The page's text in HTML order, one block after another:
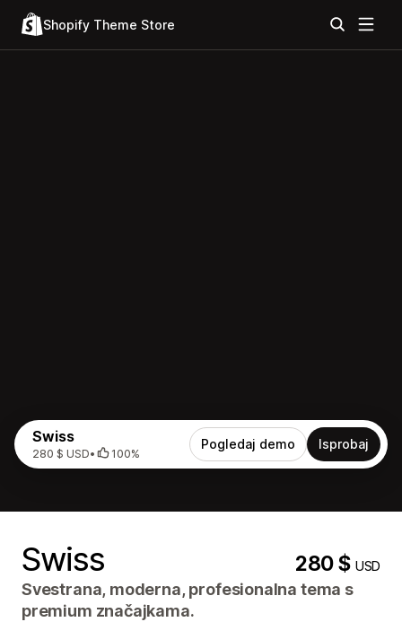
Shopify Theme Store
Swiss
280 $ USD• 100%
Pogledaj demo Isprobaj
Swiss 280 $USD
Svestrana, moderna, profesionalna tema s
premium značajkama.